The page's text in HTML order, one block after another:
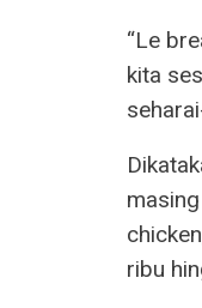
“Le
kita
ribu